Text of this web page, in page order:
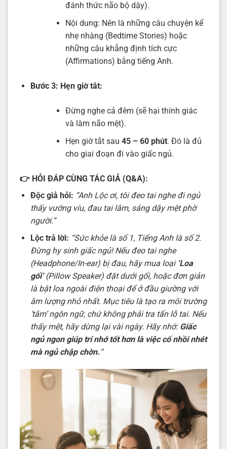
đánh thức não bộ dậy).
Nội dung: Nên là những câu chuyện kể
nhẹ nhàng (Bedtime Stories) hoặc
những câu khẳng định tích cực
(Affirmations) bằng tiếng Anh.
Bước 3: Hẹn giờ tắt:
Đừng nghe cả đêm (sẽ hại thính giác
và làm não mệt).
Hẹn giờ tắt sau 45 – 60 phút. Đó là đủ
cho giai đoạn đi vào giấc ngủ.
👉 HỎI ĐÁP CÙNG TÁC GIẢ (Q&A):
Độc giả hỏi: “Anh Lộc ơi, tôi đeo tai nghe đi ngủ
thấy vướng víu, đau tai lắm, sáng dậy mệt phờ
người.”
Lộc trả lời: “Sức khỏe là số 1, Tiếng Anh là số 2.
Đừng hy sinh giấc ngủ! Nếu đeo tai nghe
(Headphone/In-ear) bị đau, hãy mua loại ‘Loa
gối’(Pillow Speaker) đặt dưới gối, hoặc đơn giản
là bật loa ngoài điện thoại để ở đầu giường với
âm lượng nhỏ nhất. Mục tiêu là tạo ra môi trường
‘tắm’ ngôn ngữ, chứ không phải tra tấn lỗ tai. Nếu
thấy mệt, hãy dừng lại vài ngày. Hãy nhớ: Giấc
ngủ ngon giúp trí nhớ tốt hơn là việc cố nhồi nhét
mà ngủ chập chờn. “